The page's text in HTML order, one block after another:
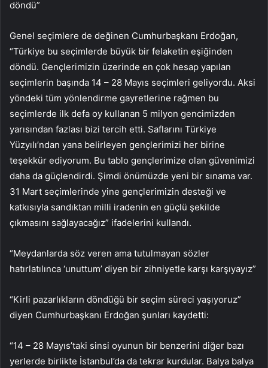
döndü”
Genel seçimlere de değinen Cumhurbaşkanı Erdoğan,
“Türkiye bu seçimlerde büyük bir felaketin eşiğinden
döndü. Gençlerimizin üzerinde en çok hesap yapılan
seçimlerin başında 14 – 28 Mayıs seçimleri geliyordu. Aksi
yöndeki tüm yönlendirme gayretlerine rağmen bu
seçimlerde ilk defa oy kullanan 5 milyon gencimizden
yarısından fazlası bizi tercih etti. Saflarını Türkiye
Yüzyılı’ndan yana belirleyen gençlerimizi her birine
teşekkür ediyorum. Bu tablo gençlerimize olan güvenimizi
daha da güçlendirdi. Şimdi önümüzde yeni bir sınama var.
31 Mart seçimlerinde yine gençlerimizin desteği ve
katkısıyla sandıktan milli iradenin en güçlü şekilde
çıkmasını sağlayacağız” ifadelerini kullandı.
“Meydanlarda söz veren ama tutulmayan sözler
hatırlatılınca ‘unuttum’ diyen bir zihniyetle karşı karşıyayız”
“Kirli pazarlıkların döndüğü bir seçim süreci yaşıyoruz”
diyen Cumhurbaşkanı Erdoğan şunları kaydetti:
“14 – 28 Mayıs’taki sinsi oyunun bir benzerini diğer bazı
yerlerde birlikte İstanbul’da da tekrar kurdular. Balya balya